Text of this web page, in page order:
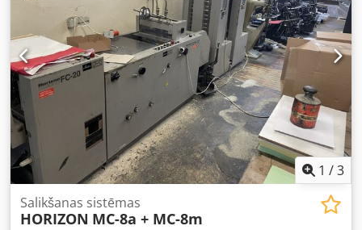
1 /3
Salikšanas sistēmas
HORIZON MC-8a + MC-8m